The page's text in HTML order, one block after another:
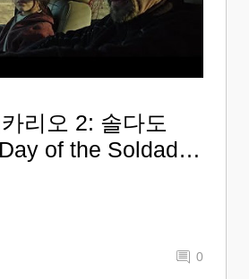
리오 2: 솔다도
of the Soldado
편 (한국어 CC)
0